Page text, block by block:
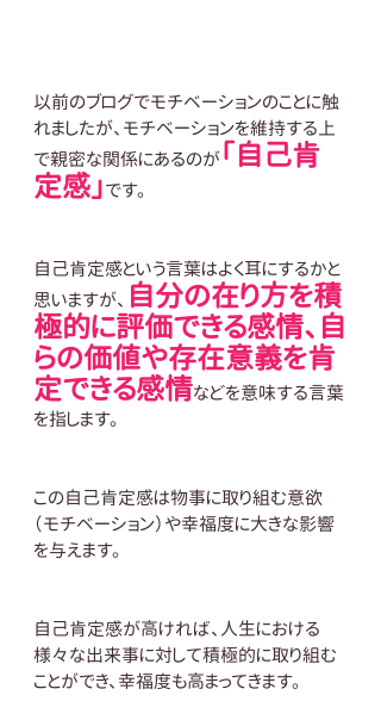
以前のブログでモチベーションのことに触
れましたが、モチベーションを維持する上
で親密な関係にあるのが「自己肯
定感」です。
自己肯定感という言葉はよく耳にするかと
思いますが、 自分の在り方を積
極的に評価できる感情、自
らの価値や存在意義を肯
定できる感情などを意味する言葉
を指します。
この自己肯定感は物事に取り組む意欲
（モチベーション）や幸福度に大きな影響
を与えます。
自己肯定感が高ければ、人生における
様々な出来事に対して積極的に取り組む
ことができ、幸福度も高まってきます。